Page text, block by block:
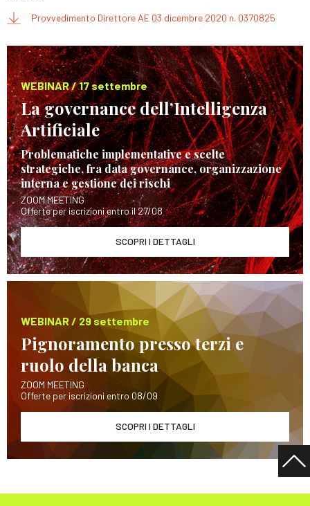
Provvedimento Direttore AE 03 dicembre 2020 n. 0370825
WEBINAR / 17 settembre
La governance dell’Intelligenza
Artificiale
Problematiche implementative e scelte
strategiche, fra data governance, organizzazione
interna e gestione dei rischi
ZOOM MEETING
Offerte per iscrizioni entro il 27/08
SCOPRI I DETTAGLI
WEBINAR / 29 settembre
Pignoramento presso terzi e
ruolo della banca
ZOOM MEETING
Offerte per iscrizioni entro 08/09
SCOPRI I DETTAGLI